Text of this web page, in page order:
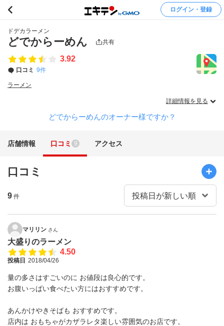
ログイン・登録
ドデカラーメン
どでからーめん 共有
3.92
口コミ 9件
ラーメン
詳細情報を見る
どでからーめんのオーナー様ですか？
店舗情報 口コミ 9 アクセス
口コミ
9 件
マリリン さん
大盛りのラーメン
4.50
投稿日 2018/04/26
量の多さはすごいのに お値段は良心的です。
お腹いっぱい食べたい方にはおすすめです。
あんかけやきそばも おすすめです。
店内は おもちゃがカザラレタ楽しい雰囲気のお店です。